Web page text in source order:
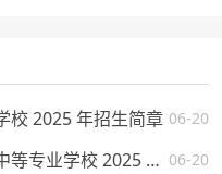
06-20
校 2025 年招生简章
06-20
湖南公办中专--岳阳市第一职业中等专业学校 2025 年招生简章